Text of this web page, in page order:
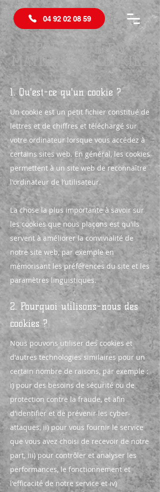
04 92 02 08 59
POLITIQUE EN
MATIÈRE DE COOKIES
1. Qu'est-ce qu'un cookie ?
Un cookie est un petit fichier constitué de
lettres et de chiffres et téléchargé sur
votre ordinateur lorsque vous accédez à
certains sites web. En général, les cookies
permettent à un site web de reconnaître
l'ordinateur de l’utilisateur.
La chose la plus importante à savoir sur
les cookies que nous plaçons est qu'ils
servent à améliorer la convivialité de
notre site web, par exemple en
mémorisant les préférences du site et les
paramètres linguistiques.
2. Pourquoi utilisons-nous des
cookies ?
Nous pouvons utiliser des cookies et
d'autres technologies similaires pour un
certain nombre de raisons, par exemple :
i) pour des besoins de sécurité ou de
protection contre la fraude, et afin
d'identifier et de prévenir les cyber-
attaques, ii) pour vous fournir le service
que vous avez choisi de recevoir de notre
part, iii) pour contrôler et analyser les
performances, le fonctionnement et
l'efficacité de notre service et iv)